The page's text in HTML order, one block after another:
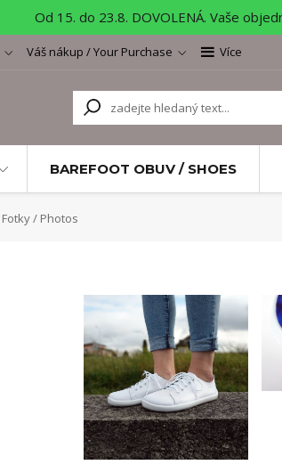
Od 15. do 23.8. DOVOLENÁ. Vaše
Váš nákup / Your Purchase Více
BAREFOOT OBUV / SHOES
Fotky / Photos